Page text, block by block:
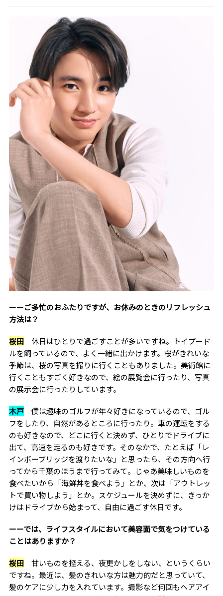
ーーご多忙のおふたりですが、お休みのときのリフレッシュ
方法は？
桜田
休日はひとりで過ごすことが多いですね。トイプード
ルを飼っているので、よく一緒に出かけます。桜がきれいな
季節は、桜の写真を撮りに行くこともありました。美術館に
行くこともすごく好きなので、絵の展覧会に行ったり、写真
の展示会に行ったりしています。
木戸
僕は趣味のゴルフが年々好きになっているので、ゴル
フをしたり、自然があるところに行ったり。車の運転をする
のも好きなので、どこに行くと決めず、ひとりでドライブに
出て、高速を走るのも好きです。そのなかで、たとえば「レ
インボーブリッジを渡りたいな」と思ったら、その方向へ行
ってから千葉のほうまで行ってみて。じゃあ美味しいものを
食べたいから「海鮮丼を食べよう」とか、次は「アウトレッ
トで買い物しよう」とか。スケジュールを決めずに、きっか
けはドライブから始まって、自由に過ごす休日です。
ーーでは、ライフスタイルにおいて美容面で気をつけている
ことはありますか？
桜田
甘いものを控える、夜更かしをしない、というくらい
ですね。最近は、髪のきれいな方は魅力的だと思っていて、
髪のケアに少し力を入れています。撮影など何回もヘアアイ